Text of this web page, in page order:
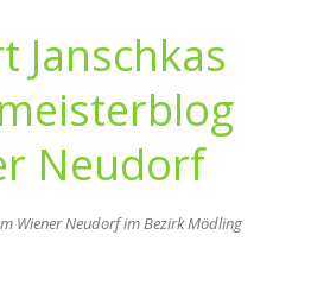
Janschkas
Neudorf
Wiener Neudorf im Bezirk Mödling